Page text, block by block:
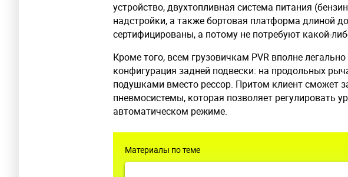
устройство, двухтопливная система питания
надстройки, а также бортовая платформа длиной
сертифицированы, а потому не потребуют какой-
Кроме того, всем грузовичкам PVR вполне легально
конфигурация задней подвески: на продольных
подушками вместо рессор. Притом клиент сможет
пневмосистемы, которая позволяет регулировать
автоматическом режиме.
Материалы по теме